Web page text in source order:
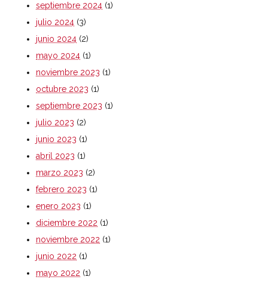
septiembre 2024 (1)
julio 2024 (3)
junio 2024 (2)
mayo 2024 (1)
noviembre 2023 (1)
octubre 2023 (1)
septiembre 2023 (1)
julio 2023 (2)
junio 2023 (1)
abril 2023 (1)
marzo 2023 (2)
febrero 2023 (1)
enero 2023 (1)
diciembre 2022 (1)
noviembre 2022 (1)
junio 2022 (1)
mayo 2022 (1)